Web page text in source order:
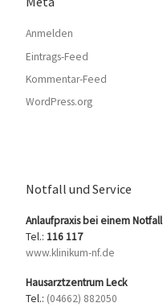
Anmelden
Eintrags-Feed
Kommentar-Feed
WordPress.org
Notfall und Service
Anlaufpraxis bei einem Notfall
Tel.: 116 117
www.klinikum-nf.de
Hausarztzentrum Leck
Tel.: (04662) 882050